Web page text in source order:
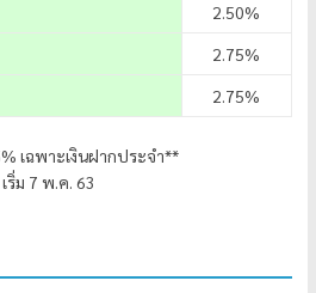
2.50%
2.75%
2.75%
เฉพาะเงินฝากประจำ**
เริ่ม 7 พ.ค. 63